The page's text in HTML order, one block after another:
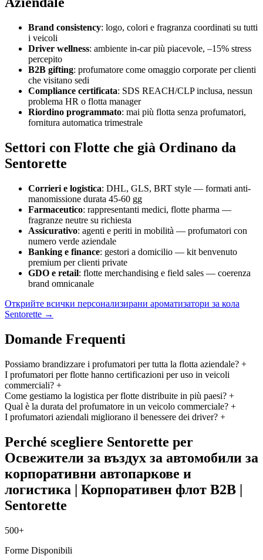
Brand consistency: logo, colori e fragranza coordinati su tutti
i veicoli
Driver wellness: ambiente in-car più piacevole, –15% stress
percepito
B2B gifting: profumatore come omaggio corporate per clienti
che visitano sedi
Compliance certificata: SDS REACH/CLP inclusa, nessun
problema HR o flotta manager
Riordino programmato: mai più flotta senza profumatori,
fornitura automatica trimestrale
Settori con Flotte che già Ordinano da
Sentorette
Corrieri e logistica: DHL, GLS, BRT style — formati anti-
manomissione durata 45-60 gg
Farmaceutico: rappresentanti medici, flotte pharma —
fragranze neutre su richiesta
Assicurativo: agenti e periti in mobilità — profumatori con
numero verde aziendale
Banking e finance: gestori a domicilio — kit benvenuto
premium per clienti private
GDO e retail: flotte merchandising e field sales — coerenza
brand omnicanale
Открийте всички персонализирани ароматизатори за кола
Sentorette →
Domande Frequenti
Possiamo brandizzare i profumatori per tutta la flotta aziendale? +
I profumatori per flotte hanno certificazioni per uso in veicoli
commerciali? +
Come gestiamo la logistica per flotte distribuite in più paesi? +
Qual è la durata del profumatore in un veicolo commerciale? +
I profumatori aziendali migliorano il benessere dei driver? +
Perché scegliere Sentorette per
Освежители за въздух за автомобили за
корпоративни автопаркове и
логистика | Корпоративен флот B2B |
Sentorette
500+
Forme Disponibili